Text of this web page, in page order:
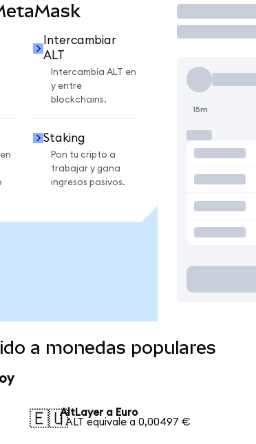
Intercambiar
ALT
Intercambia ALT en
y entre
blockchains.
Staking
Pon tu cripto a
trabajar y gana
ingresos pasivos.
Operar
15m
a monedas populares
🇪🇺AltLayer a Euro
1 ALT equivale a 0,00497 €